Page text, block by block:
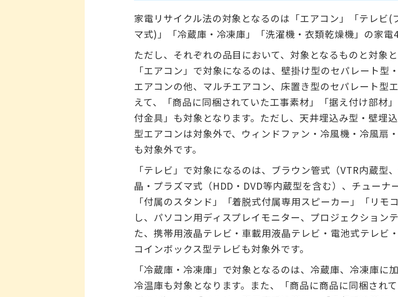
家電リサイクル法の対象となるのは「エアコン」「テレビ(
マ式)」「冷蔵庫・冷凍庫」「洗濯機・衣類乾燥機」の家電4
ただし、それぞれの品目において、対象となるものと対象
「エアコン」で対象になるのは、壁掛け型のセパレート型
エアコンの他、マルチエアコン、床置き型のセパレート型
えて、「商品に同梱されていた工事素材」「据え付け部材
付金具」も対象となります。ただし、天井埋込み型・壁埋
型エアコンは対象外で、ウィンドファン・冷風機・冷風扇
も対象外です。
「テレビ」で対象になるのは、ブラウン管式（VTR内蔵型
晶・プラズマ式（HDD・DVD等内蔵型を含む）、チューナ
「付属のスタンド」「着脱式付属専用スピーカー」「リモ
し、パソコン用ディスプレイモニター、プロジェクション
た、携帯用液晶テレビ・車載用液晶テレビ・電池式テレビ
コインボックス型テレビも対象外です。
「冷蔵庫・冷凍庫」で対象となるのは、冷蔵庫、冷凍庫に
冷温庫も対象となります。また、「商品に商品に同梱され